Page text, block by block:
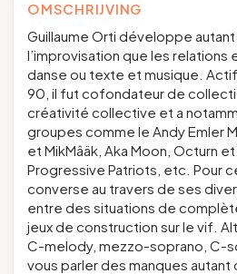
OMSCHRIJVING
Guillaume Orti développe
l’improvisation que les relations
danse ou texte et musique.
90, il fut cofondateur de
créativité collective et a
groupes comme le Andy Emler
et MikMâäk, Aka Moon, Octurn
Progressive Patriots, etc. Pour
converse au travers de ses
entre des situations de
jeux de construction sur le vif.
C-melody, mezzo-soprano, C-
vous parler des manques